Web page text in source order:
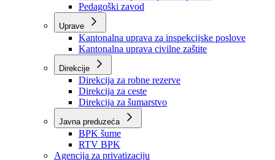
Zavod zdravstvenog osiguranja
Zavod za javno zdravstvo
Zavod za besplatnu pravnu pomoć
Pedagoški zavod
Kantonalna uprava za inspekcijske poslove
Kantonalna uprava civilne zaštite
Direkcije
Direkcija za robne rezerve
Direkcija za ceste
Direkcija za šumarstvo
Javna preduzeća